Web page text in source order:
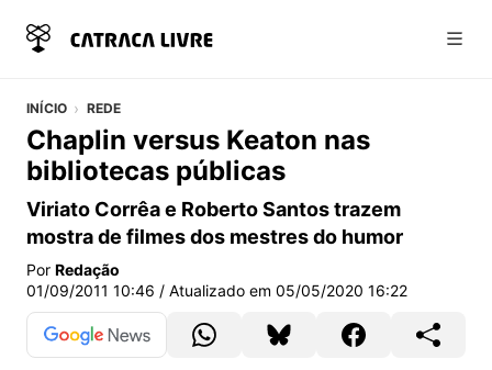
INÍCIO REDE
Chaplin versus Keaton nas
bibliotecas públicas
Viriato Corrêa e Roberto Santos trazem
mostra de filmes dos mestres do humor
Por Redação
01/09/2011 10:46 / Atualizado em 05/05/2020 16:22